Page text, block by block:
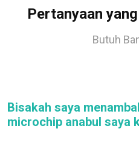
Pertanyaan
Butuh
Bisakah saya
microchip anabul saya